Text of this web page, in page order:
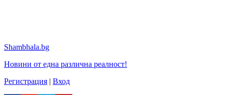
Shambhala.bg
Новини от една различна реалност!
Регистрация | Вход